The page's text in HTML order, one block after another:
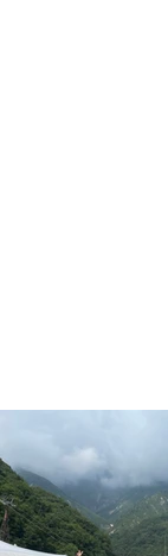
〇
〇参
※ペ